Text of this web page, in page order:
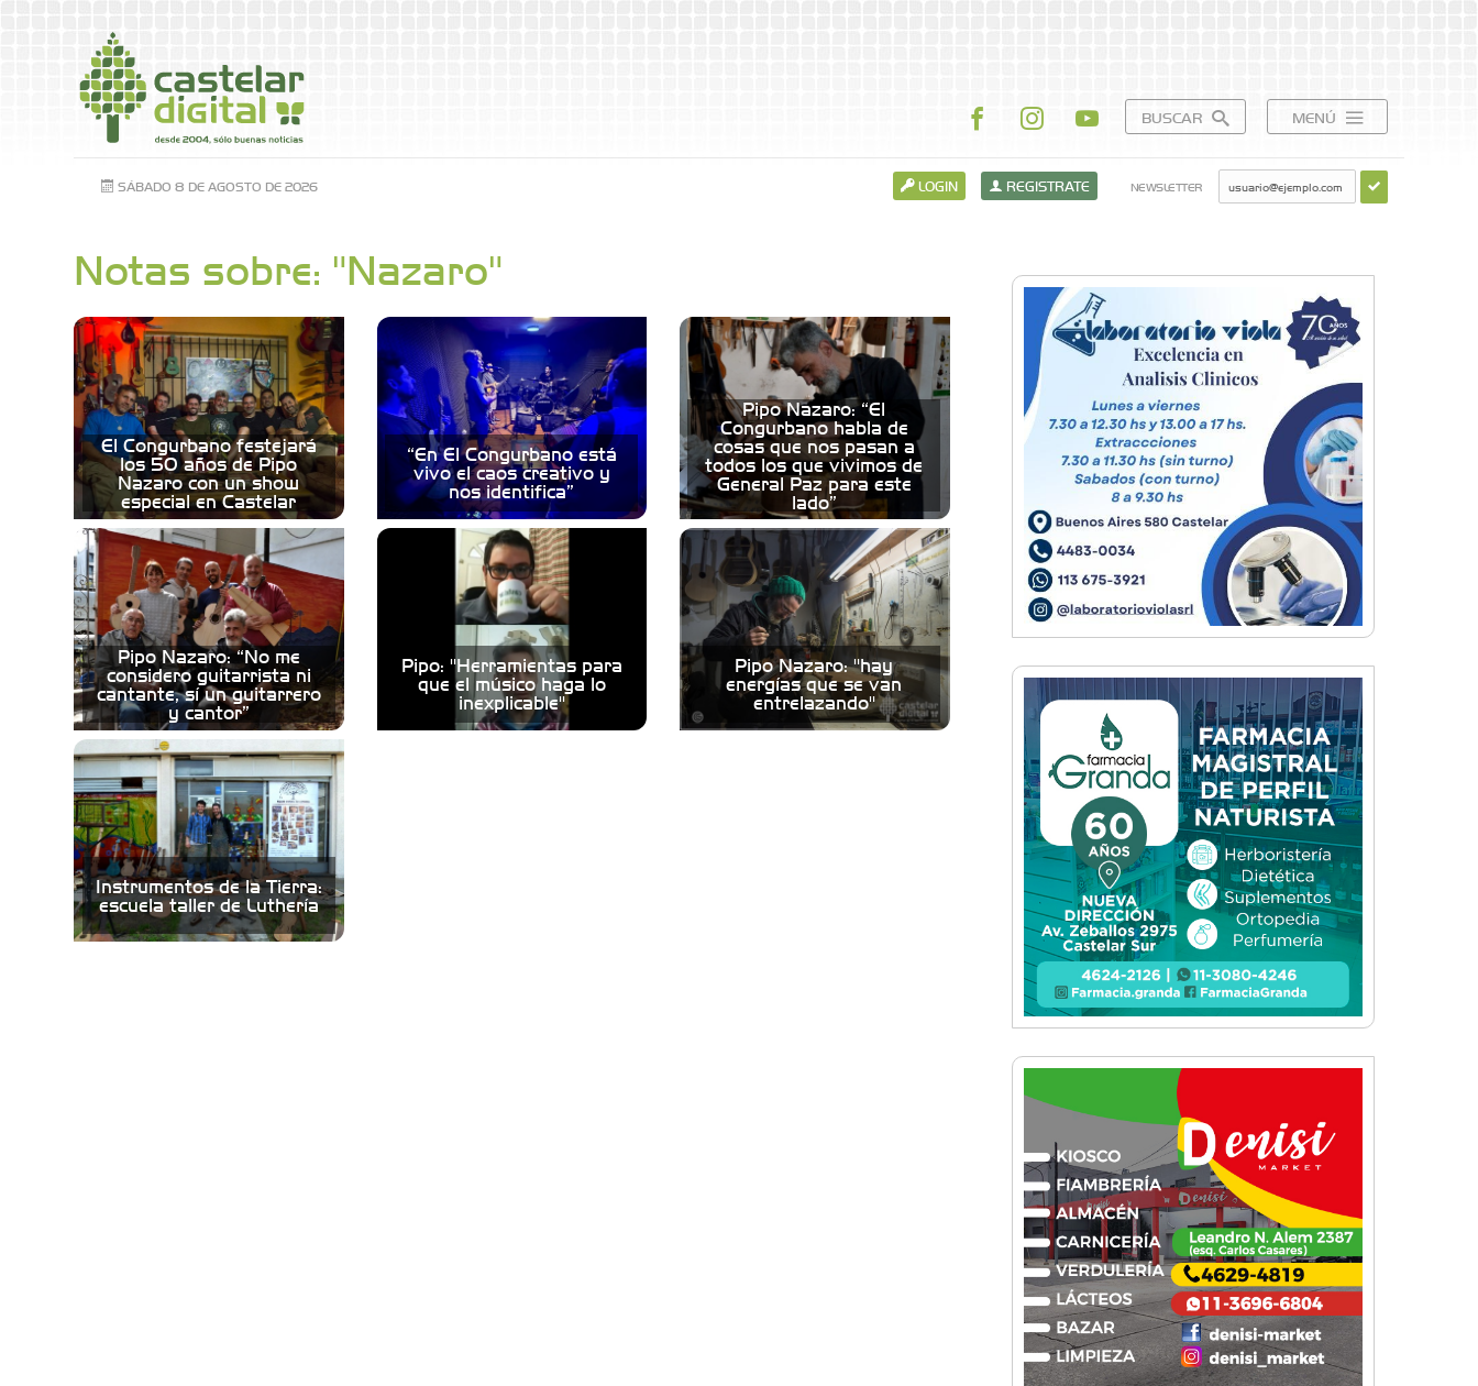
BUSCAR MENÚ
SÁBADO 8 DE AGOSTO DE 2026 LOGIN REGISTRATE NEWSLETTER
Notas sobre: "Nazaro"
El Congurbano festejará
los 50 años de Pipo
Nazaro con un show
especial en Castelar
“En El Congurbano está
vivo el caos creativo y
nos identifica”
Pipo Nazaro: “El
Congurbano habla de
cosas que nos pasan a
todos los que vivimos de
General Paz para este
lado”
Pipo Nazaro: “No me
considero guitarrista ni
cantante, sí un guitarrero
y cantor”
Pipo: "Herramientas para
que el músico haga lo
inexplicable"
Pipo Nazaro: "hay
energías que se van
entrelazando"
Instrumentos de la Tierra:
escuela taller de Luthería